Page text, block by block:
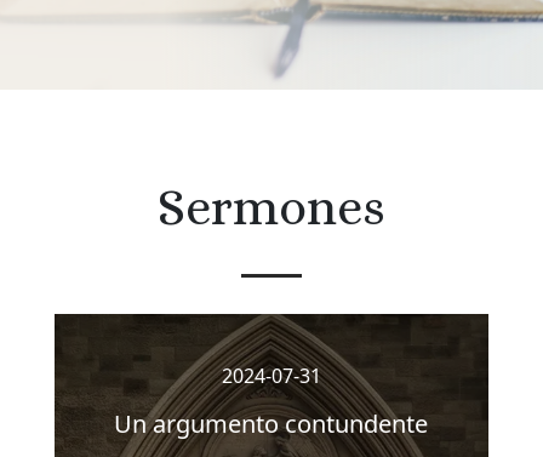
Sermones
2024-07-31
Un argumento contundente